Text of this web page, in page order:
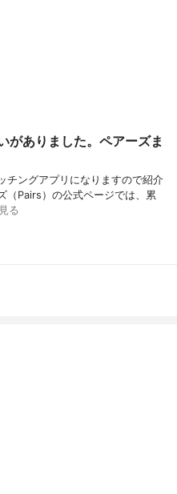
がありました。ペアーズま
チングアプリになりますので紹介
（Pairs）の公式ページでは、累
る